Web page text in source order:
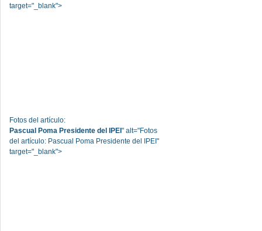
target="_blank">
Fotos del artículo:
Pascual Poma Presidente del IPEI " alt="Fotos
del artículo: Pascual Poma Presidente del IPEI"
target="_blank">